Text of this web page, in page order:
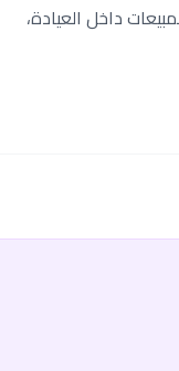
داخل العيادة،